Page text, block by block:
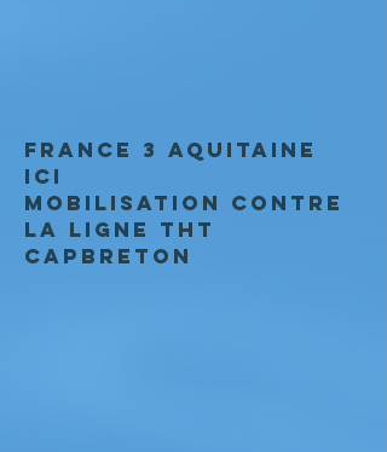
France 3 Aquitaine
ICI
Mobilisation contre
la ligne THT
capbreton